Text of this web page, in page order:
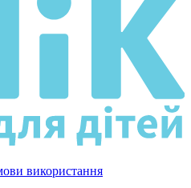
використання